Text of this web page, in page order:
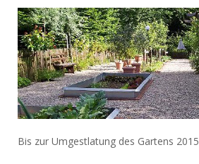
Bis zur Umgestlatung des Gartens 2015